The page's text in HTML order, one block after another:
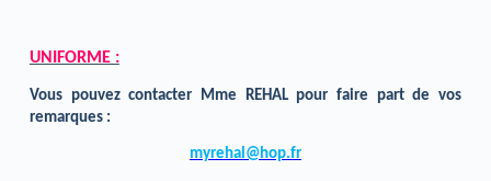
UNIFORME :
Vous pouvez contacter Mme REHAL pour faire part de vos
remarques :
myrehal@hop.fr